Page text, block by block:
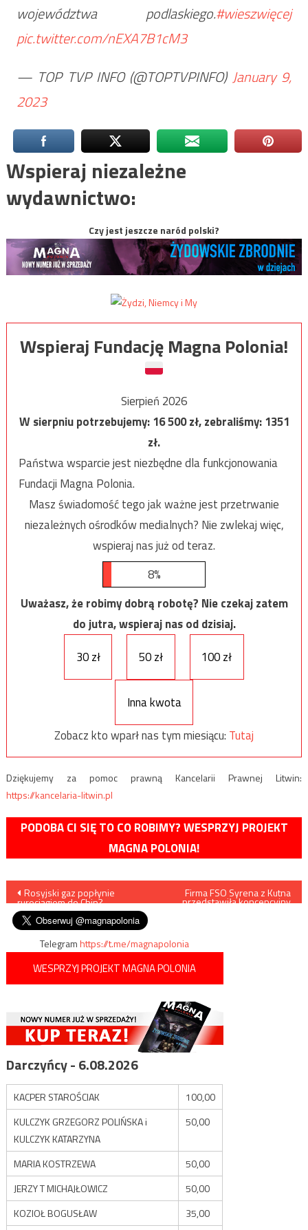
województwa podlaskiego.#wieszwięcej
pic.twitter.com/nEXA7B1cM3
— TOP TVP INFO (@TOPTVPINFO) January 9,
2023
Wspieraj niezależne
wydawnictwo:
Czy jest jeszcze naród polski?
Wspieraj Fundację Magna Polonia!
Sierpień 2026
W sierpniu potrzebujemy:16 500zł, zebraliśmy:1351
zł.
Państwa wsparcie jest niezbędne dla funkcjonowania
Fundacji Magna Polonia.
Masz świadomość tego jak ważne jest przetrwanie
niezależnych ośrodków medialnych? Nie zwlekaj więc,
wspieraj nas już od teraz.
8%
Uważasz, że robimy dobrą robotę? Nie czekaj zatem
do jutra, wspieraj nas od dzisiaj.
30 zł
50 zł 100 zł
Inna kwota
Zobacz kto wparł nas tym miesiącu: Tutaj
Dziękujemy za pomoc prawną Kancelarii Prawnej Litwin:
https://kancelaria-litwin.pl
PODOBA CI SIĘ TO CO ROBIMY? WESPRZYJ PROJEKT
MAGNA POLONIA!
Nawigacja
wpisu
Rosyjski gaz popłynie
rurociągiem do Chin?
Firma FSO Syrena z Kutna
przedstawiła koncepcyjny
Telegramhttps://t.me/magnapolonia
WESPRZYJ PROJEKT MAGNA POLONIA
Darczyńcy - 6.08.2026
KACPER STAROŚCIAK
100,00
KULCZYK GRZEGORZ POLIŃSKA i
KULCZYK KATARZYNA
50,00
MARIA KOSTRZEWA
50,00
JERZY T MICHAJŁOWICZ
50,00
KOZIOŁ BOGUSŁAW
35,00